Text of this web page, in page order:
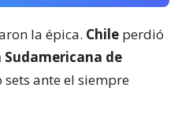
la épica. Chile perdió
Sudamericana de
sets ante el siempre